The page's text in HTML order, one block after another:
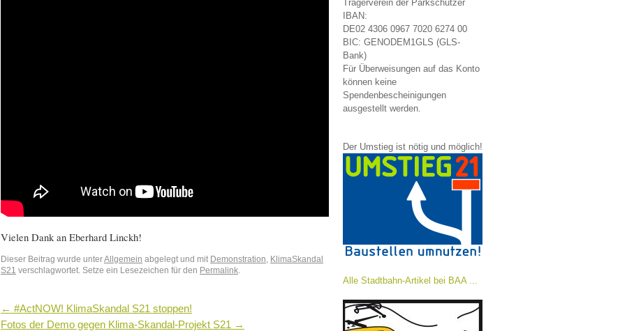
Vielen Dank an Eberhard Linckh!
Dieser Beitrag wurde unter Allgemein abgelegt und mit Demonstration
KlimaSkandal
S21 verschlagwortet. Setze ein Lesezeichen für den Permalink
← #ActNOW! KlimaSkandal S21 stoppen!
Fotos der Demo gegen Klima-Skandal-Projekt S21 →
Trägerverein der Parkschützer
IBAN:
DE02 4306 0967 7020 6274 00
BIC: GENODEM1GLS (GLS-
Bank)
Für Überweisungen auf das Konto
können keine
Spendenbescheinigungen
ausgestellt werden.
Der Umstieg ist nötig und möglich!
Alle Stadtbahn-Artikel bei BAA ...